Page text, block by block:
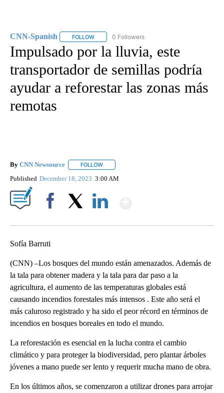
CNN-Spanish FOLLOW FOLLOW "CNN-SPANISH" TO RECEIVE
0 Followers
Impulsado por la lluvia, este
transportador de semillas podría
ayudar a reforestar las zonas más
remotas
By CNN Newsource FOLLOW
Published December 18, 2023 3:00 AM
Sofía Barruti
(CNN) –Los bosques del mundo están amenazados. Además de
la tala para obtener madera y la tala para dar paso a la
agricultura, el aumento de las temperaturas globales está
causando incendios forestales más intensos . Este año será el
más caluroso registrado y ha sido el peor récord en términos de
incendios en bosques boreales en todo el mundo.
La reforestación es esencial en la lucha contra el cambio
climático y para proteger la biodiversidad, pero plantar árboles
jóvenes a mano puede ser lento y requerir mucha mano de obra.
En los últimos años, se comenzaron a utilizar drones para arrojar